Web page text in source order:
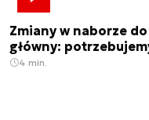
Zmiany w naborze
główny:
4 min.